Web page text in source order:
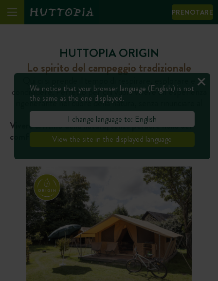
PRENOTARE
HUTTOPIA ORIGIN
Lo spirito del campeggio tradizionale
condividere. Perfetto per chi vuole vivere un’esperienza
rigenerante nel cuore della natura, senza rinunciare al
comfort.
Vivere al ritmo della natura, senza perdere nulla del
comfort e della convivialità
We notice that your browser language (English) is not
the same as the one displayed.
I change language to: English
View the site in the displayed language